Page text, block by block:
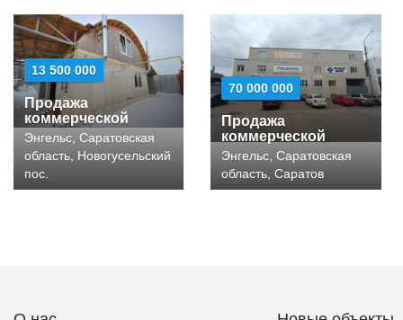
13 500 000
Продажа
коммерческой
Энгельс, Саратовская
область, Новогусельский
пос.
70 000 000
Продажа
коммерческой
Энгельс, Саратовская
область, Саратов